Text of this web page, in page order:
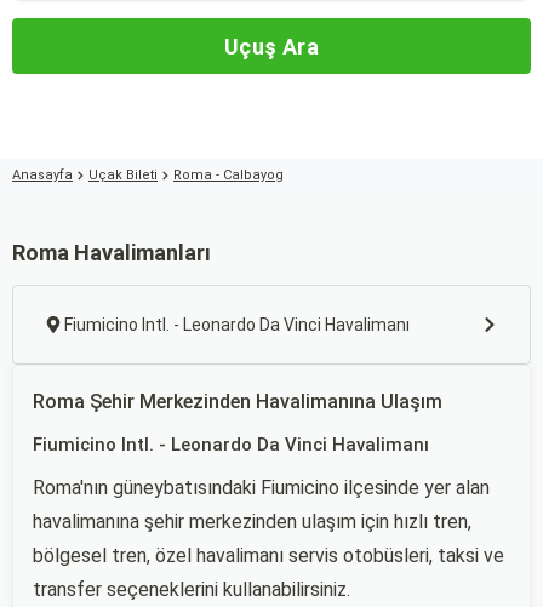
Uçuş Ara
Anasayfa Uçak Bileti Roma - Calbayog
Roma Havalimanları
Fiumicino Intl. - Leonardo Da Vinci Havalimanı
Roma Şehir Merkezinden Havalimanına Ulaşım
Fiumicino Intl. - Leonardo Da Vinci Havalimanı
Roma'nın güneybatısındaki Fiumicino ilçesinde yer alan
havalimanına şehir merkezinden ulaşım için hızlı tren,
bölgesel tren, özel havalimanı servis otobüsleri, taksi ve
transfer seçeneklerini kullanabilirsiniz.